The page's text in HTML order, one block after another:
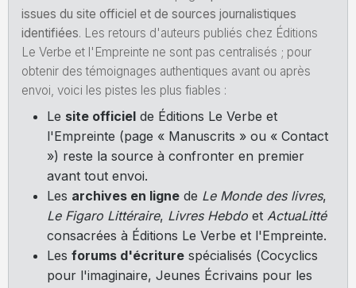
issues du site officiel et de sources journalistiques
identifiées. Les retours d'auteurs publiés chez Éditions
Le Verbe et l'Empreinte ne sont pas centralisés ; pour
obtenir des témoignages authentiques avant ou après
envoi, voici les pistes les plus fiables :
Le site officiel de Éditions Le Verbe et
l'Empreinte (page « Manuscrits » ou « Contact
») reste la source à confronter en premier
avant tout envoi.
Les archives en ligne de Le Monde des livres,
Le Figaro Littéraire, Livres Hebdo et ActuaLitté
consacrées à Éditions Le Verbe et l'Empreinte.
Les forums d'écriture spécialisés (Cocyclics
pour l'imaginaire, Jeunes Écrivains pour les